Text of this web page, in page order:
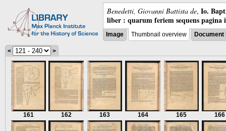
Benedetti, Giovanni Battista de, Io.
liber : quarum feriem sequens pagina
Image Thumbnail overview
< >
161 162 163 164 165 166